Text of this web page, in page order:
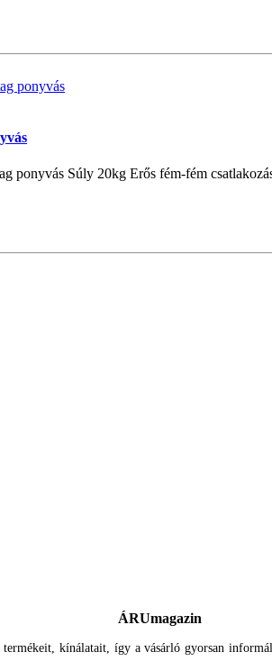
ponyvás Súly 20kg Erős fém-fém
ÁRUmagazin
kínálatait, így a vásárló gyorsan